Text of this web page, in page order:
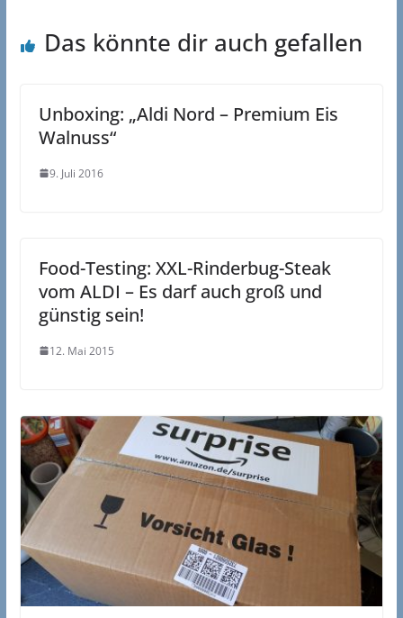
Das könnte dir auch gefallen
Unboxing: „Aldi Nord – Premium Eis
Walnuss“
9. Juli 2016
Food-Testing: XXL-Rinderbug-Steak
vom ALDI – Es darf auch groß und
günstig sein!
12. Mai 2015